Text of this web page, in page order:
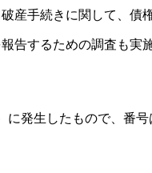
産手続きに関して、
告するための調査も
に発生したもので、番号